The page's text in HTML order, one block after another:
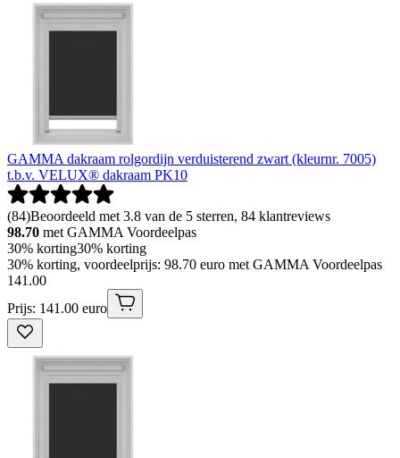
GAMMA dakraam rolgordijn verduisterend zwart (kleurnr. 7005)
t.b.v. VELUX® dakraam PK10
(84)Beoordeeld met 3.8 van de 5 sterren, 84 klantreviews
98.70 met GAMMA Voordeelpas
30% korting30% korting
30% korting, voordeelprijs: 98.70 euro met GAMMA Voordeelpas
141 .00
Prijs: 141.00 euro